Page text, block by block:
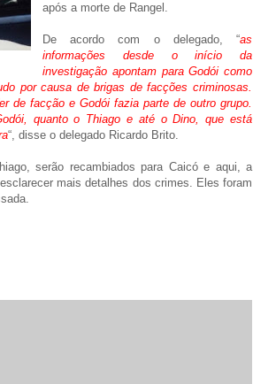
após a morte de Rangel.
De acordo com o delegado, “as
informações desde o início da
investigação apontam para Godói como
por causa de brigas de facções criminosas.
de facção e Godói fazia parte de outro grupo.
quanto o Thiago e até o Dino, que está
“, disse o delegado Ricardo Brito.
serão recambiados para Caicó e aqui, a
mais detalhes dos crimes. Eles foram